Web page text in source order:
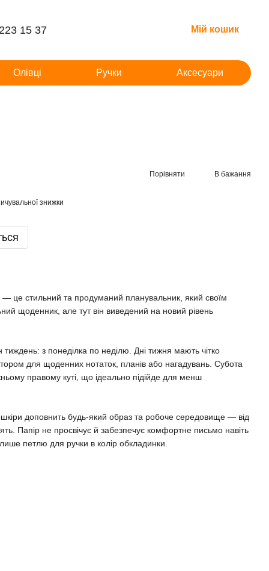
15 37 Мій кошик
Олівці Ручки Аксесуари
Порівняти В бажання
знижки
це стильний та продуманий планувальник, який своїм
щоденник, але тут він виведений на новий рівень
з понеділка по неділю. Дні тижня мають чітко
для щоденних нотаток, планів або нагадувань. Субота
правому куті, що ідеально підійде для менш
доповнить будь-який образ та робоче середовище — від
Папір не просвічує й забезпечує комфортне письмо навіть
петлю для ручки в колір обкладинки.